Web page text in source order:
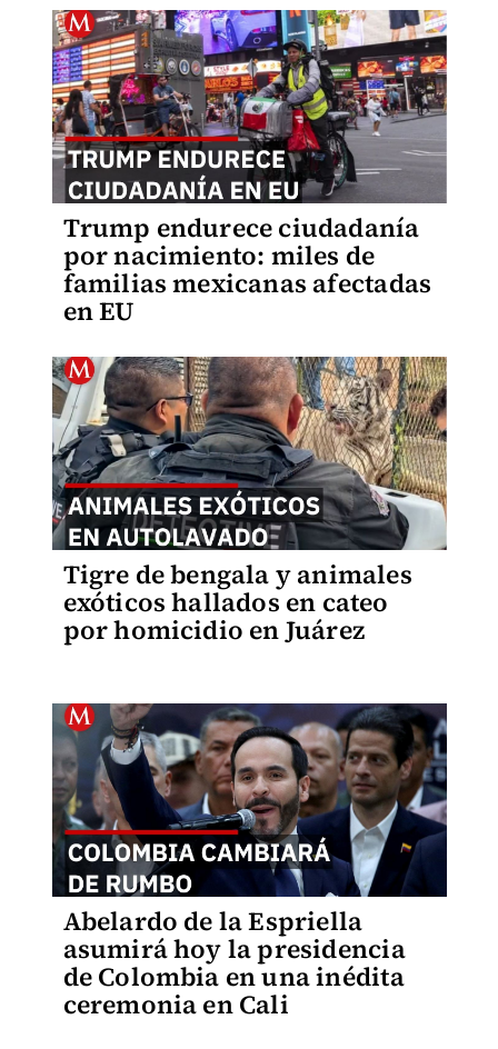
Trump endurece ciudadanía
por nacimiento: miles de
familias mexicanas afectadas
en EU
Tigre de bengala y animales
exóticos hallados en cateo
por homicidio en Juárez
Abelardo de la Espriella
asumirá hoy la presidencia
de Colombia en una inédita
ceremonia en Cali